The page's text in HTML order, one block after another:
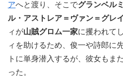
アへと渡り、そこでグランベル
ル・アストレア＝ヴァン＝グレ
ィが山賊グロム一家に攫われて
ィを助けるため、俊一や詩郎に
トに単身潜入するが、彼女もま
った。